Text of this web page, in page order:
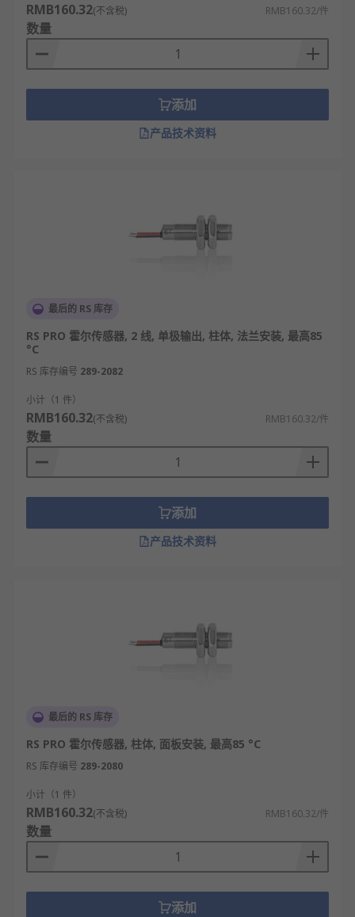
汽车电子行业：用于发动机转速检测、ABS统车
速监测、变速箱档位识别等，保障车辆运行稳
定与行驶安全。
位移定位、工业机器人姿态检测等场景，提升
生产效率与自动化控制精度。
消费电子行业：应用于手机翻盖解锁、笔记本
磁共振设备磁场校准、输液泵流量控制等，保
障医疗设备的精准运行与诊疗安全。
航空航天领域高可靠性、高精度的使用要求。
电力电子行业：用于电网电流监测、逆变器磁
系统的稳定运行与能源转换效率。
霍尔传感器品牌
RS为您提供了不同的霍尔传感器品牌厂家，如RS
PRO、 ifm electronic
以根据实际要求进行霍尔传感器批发从而满足不同的
RMB160.32(不含税) RMB160.32/件
数量
添加
产品技术资料
最后的 RS 库存
RS PRO 霍尔传感器, 2 线, 单极输出, 柱体, 法兰安装, 最高85
°C
RS 库存编号 289-2082
小计（1 件）
RMB160.32(不含税) RMB160.32/件
数量
添加
产品技术资料
最后的 RS 库存
RS PRO 霍尔传感器, 柱体, 面板安装, 最高85 °C
RS 库存编号 289-2080
小计（1 件）
RMB160.32(不含税) RMB160.32/件
数量
添加